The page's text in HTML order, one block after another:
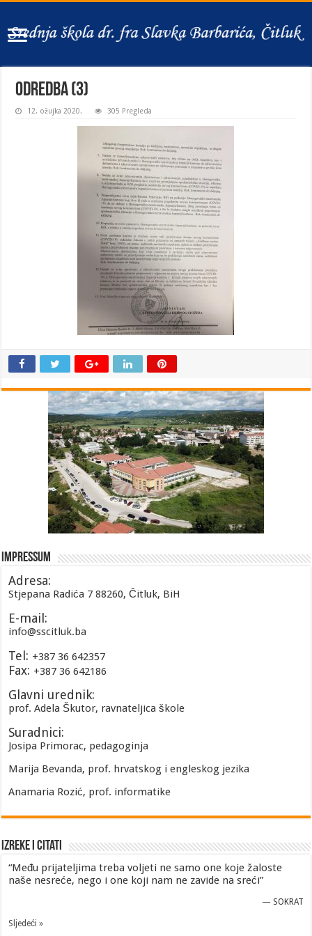
Odredba (3)
12. ožujka 2020. 305 Pregleda
Impressum
Adresa:
Stjepana Radića 7 88260, Čitluk, BiH
E-mail:
info@sscitluk.ba
Tel: +387 36 642357
Fax: +387 36 642186
Glavni urednik:
prof. Adela Škutor, ravnateljica škole
Suradnici:
Josipa Primorac, pedagoginja
Marija Bevanda, prof. hrvatskog i engleskog jezika
Anamaria Rozić, prof. informatike
Izreke i Citati
“Među prijateljima treba voljeti ne samo one koje žaloste
naše nesreće, nego i one koji nam ne zavide na sreći”
— SOKRAT
Sljedeći »